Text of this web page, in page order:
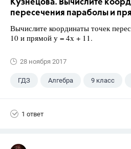
Кузнецова. Вычислите
пересечения параболы и
Вычислите координаты точек
10 и прямой у = 4х + 11.
28 ноября 2017
ГДЗ Алгебра 9 класс
1 ответ